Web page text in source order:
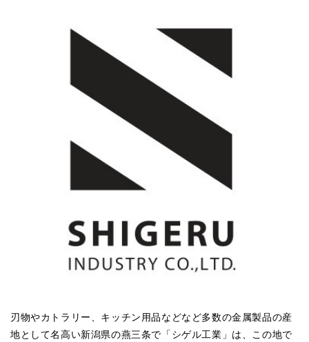
刃物やカトラリー、キッチン用品などなど多数の金属製品の産
地として名高い新潟県の燕三条で「シゲル工業」は、この地で